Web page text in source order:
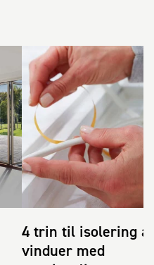
4 trin til isolering af
vinduer med